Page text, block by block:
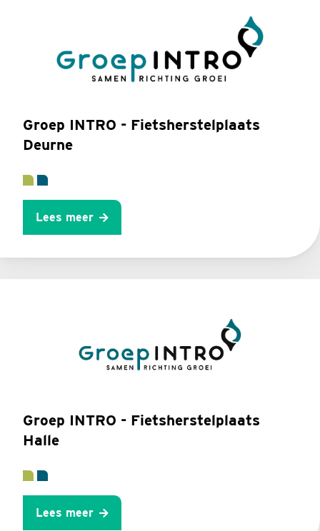
Groep INTRO - Fietsherstelplaats
Deurne
Lees meer
Groep INTRO - Fietsherstelplaats
Halle
Lees meer